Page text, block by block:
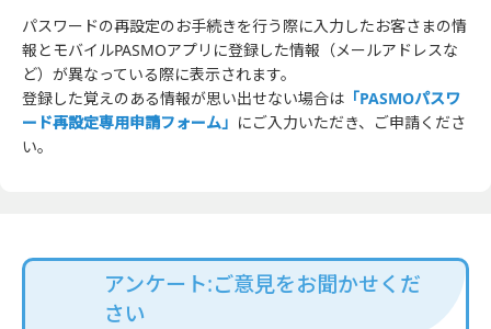
パスワードの再設定のお手続きを行う際に入力したお客さまの情
報とモバイルPASMOアプリに登録した情報（メールアドレスな
ど）が異なっている際に表示されます。
登録した覚えのある情報が思い出せない場合は 「PASMOパスワ
ード再設定専用申請フォーム」 にご入力いただき、ご申請くださ
い。
アンケート:ご意見をお聞かせくだ
さい